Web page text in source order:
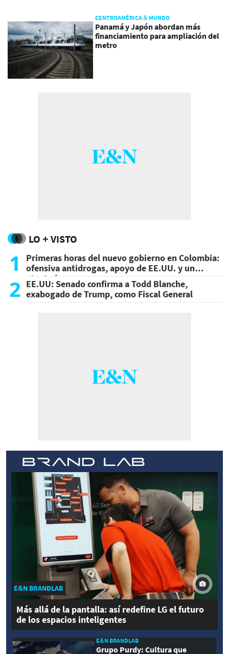
CENTROAMÉRICA & MUNDO
Panamá y Japón abordan más
financiamiento para ampliación del
metro
LO + VISTO
1
Primeras horas del nuevo gobierno en Colombia:
ofensiva antidrogas, apoyo de EE.UU. y un
atentado
2 EE.UU: Senado confirma a Todd Blanche,
exabogado de Trump, como Fiscal General
E&N BRANDLAB
Más allá de la pantalla: así redefine LG el futuro
de los espacios inteligentes
E&N BRANDLAB
Grupo Purdy: Cultura que